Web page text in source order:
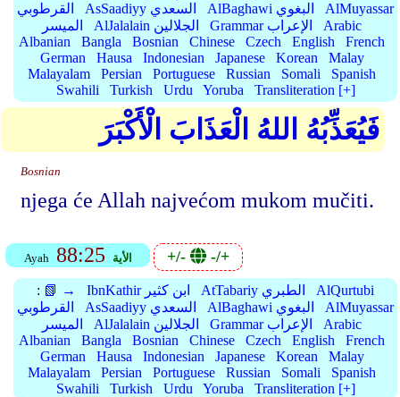
القرطوبي
AsSaadiyy السعدي AlBaghawi البغوي
AlMuyassar
الميسر
AlJalalain الجلالين Grammar الإعراب
Arabic
Albanian
Bangla Bosnian Chinese Czech English
French
German
Hausa Indonesian Japanese Korean
Malay
Malayalam
Persian Portuguese Russian Somali
Spanish
Swahili
Turkish Urdu Yoruba Transliteration [+]
فَيُعَذِّبُهُ اللهُ الْعَذَابَ الْأَكْبَرَ
Bosnian
njega će Allah najvećom mukom mučiti.
Ayah 88:25 الأية +/- -/+
: 📗 → IbnKathir ابن كثير AtTabariy الطبري
AlQurtubi
القرطوبي
AsSaadiyy السعدي AlBaghawi البغوي
AlMuyassar
الميسر
AlJalalain الجلالين Grammar الإعراب
Arabic
Albanian
Bangla Bosnian Chinese Czech English
French
German
Hausa Indonesian Japanese Korean
Malay
Malayalam
Persian Portuguese Russian Somali
Spanish
Swahili
Turkish Urdu Yoruba Transliteration [+]